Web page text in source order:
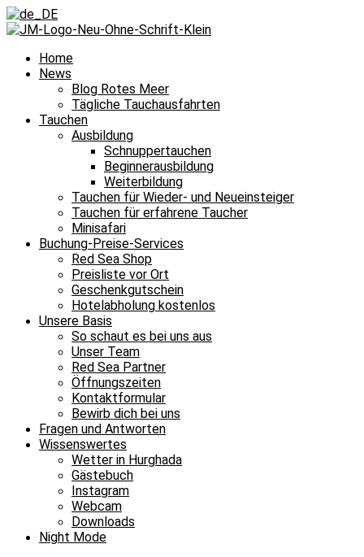
Home
News
Blog Rotes Meer
Tägliche Tauchausfahrten
Tauchen
Ausbildung
Schnuppertauchen
Beginnerausbildung
Weiterbildung
Tauchen für Wieder- und Neueinsteiger
Tauchen für erfahrene Taucher
Minisafari
Buchung-Preise-Services
Red Sea Shop
Preisliste vor Ort
Geschenkgutschein
Hotelabholung kostenlos
Unsere Basis
So schaut es bei uns aus
Unser Team
Red Sea Partner
Öffnungszeiten
Kontaktformular
Bewirb dich bei uns
Fragen und Antworten
Wissenswertes
Wetter in Hurghada
Gästebuch
Instagram
Webcam
Downloads
Night Mode